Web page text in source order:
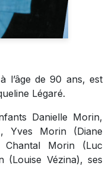
l’âge de 90 ans, est
Légaré.
Danielle Morin,
Yves Morin (Diane
Chantal Morin (Luc
Vézina), ses